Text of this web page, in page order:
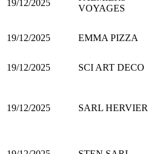
19/12/2025
VOYAGES
19/12/2025 EMMA PIZZA
19/12/2025 SCI ART DECO
19/12/2025 SARL HERVIER